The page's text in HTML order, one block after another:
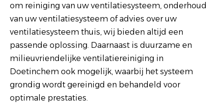
om reiniging van uw ventilatiesysteem, onderhoud
van uw ventilatiesysteem of advies over uw
ventilatiesysteem thuis, wij bieden altijd een
passende oplossing. Daarnaast is duurzame en
milieuvriendelijke ventilatiereiniging in
Doetinchem ook mogelijk, waarbij het systeem
grondig wordt gereinigd en behandeld voor
optimale prestaties.